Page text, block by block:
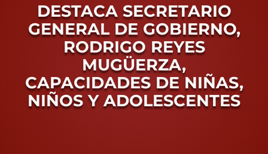
MOBI
Conoce Zacatecas
Proceso Electoral Poder Judicial
DESTACA SECRETARIO
GENERAL DE GOBIERNO,
RODRIGO REYES
MUGÜERZA,
CAPACIDADES DE NIÑAS,
NIÑOS Y ADOLESCENTES